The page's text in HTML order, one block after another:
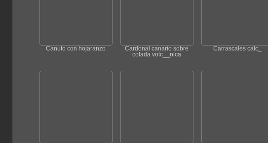
Canuto con hojaranzo
Cardonal canario sobre
colada volc__nica
Carrascales calc_